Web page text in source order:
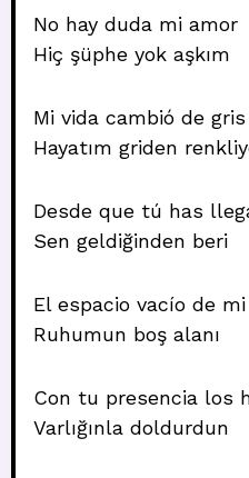
No hay duda mi amor
Hiç şüphe yok aşkım
Mi vida cambió de
Hayatım griden
Desde que tú has
Sen geldiğinden beri
El espacio vacío de
Ruhumun boş alanı
Con tu presencia los
Varlığınla doldurdun